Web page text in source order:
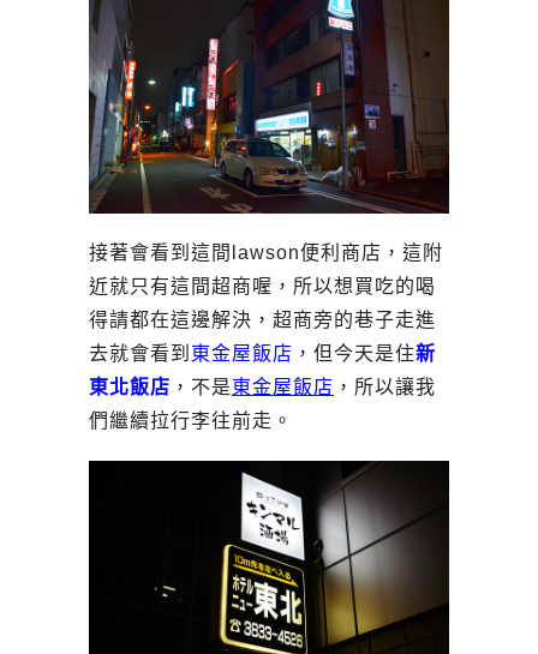
接著會看到這間lawson便利商店，這附
近就只有這間超商喔，所以想買吃的喝
得請都在這邊解決，超商旁的巷子走進
去就會看到 東金屋飯店 ，但今天是住新
東北飯店 ，不是東金屋飯店 ，所以讓我
們繼續拉行李往前走。